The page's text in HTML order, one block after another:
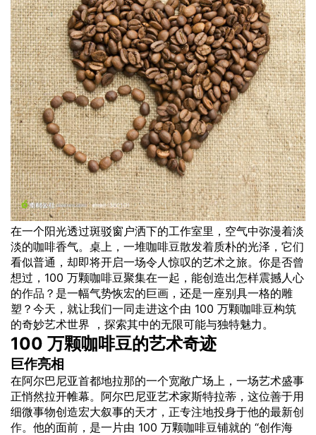
在一个阳光透过斑驳窗户洒下的工作室里，空气中弥漫着淡
淡的咖啡香气。桌上，一堆咖啡豆散发着质朴的光泽，它们
看似普通，却即将开启一场令人惊叹的艺术之旅。你是否曾
想过，100 万颗咖啡豆聚集在一起，能创造出怎样震撼人心
的作品 ？是一幅气势恢宏的巨画，还是一座别具一格的雕
塑？今天，就让我们一同走进这个由 100 万颗咖啡豆构筑
的奇妙艺术世界 ，探索其中的无限可能与独特魅力。
100 万颗咖啡豆的艺术奇迹
巨作亮相
在阿尔巴尼亚首都地拉那的一个宽敞广场上，一场艺术盛事
正悄然拉开帷幕。阿尔巴尼亚艺术家斯特拉蒂，这位善于用
细微事物创造宏大叙事的天才，正专注地投身于他的最新创
作。他的面前，是一片由 100 万颗咖啡豆铺就的 “创作海